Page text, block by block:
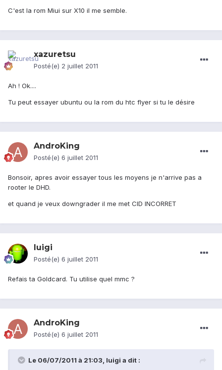
C'est la rom Miui sur X10 il me semble.
xazuretsu
Posté(e) 2 juillet 2011
Ah ! Ok....
Tu peut essayer ubuntu ou la rom du htc flyer si tu le désire
AndroKing
Posté(e) 6 juillet 2011
Bonsoir, apres avoir essayer tous les moyens je n'arrive pas a
rooter le DHD.
et quand je veux downgrader il me met CID INCORRET
luigi
Posté(e) 6 juillet 2011
Refais ta Goldcard. Tu utilise quel mmc ?
AndroKing
Posté(e) 6 juillet 2011
Le 06/07/2011 à 21:03, luigi a dit :